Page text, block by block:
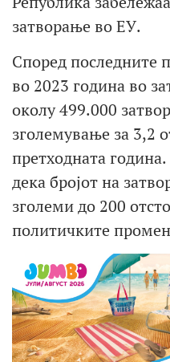
затворање во ЕУ.
Според последните
во 2023 година во
околу 499.000
зголемување за 3,2
претходната
дека бројот на
зголеми до 200
политичките